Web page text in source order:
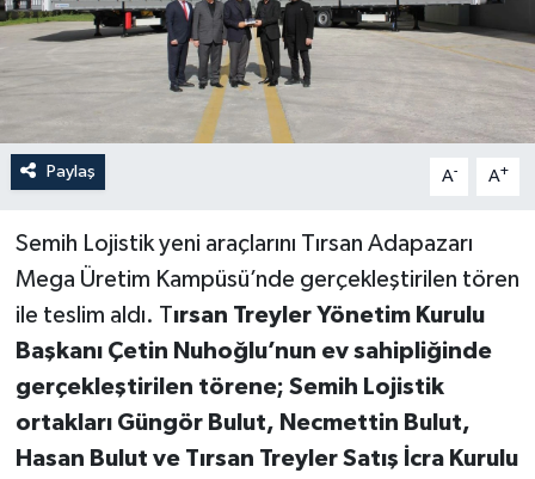
Paylaş A- A+
Semih Lojistik yeni araçlarını Tırsan Adapazarı
Mega Üretim Kampüsü’nde gerçekleştirilen tören
ile teslim aldı. Tırsan Treyler Yönetim Kurulu
Başkanı Çetin Nuhoğlu’nun ev sahipliğinde
gerçekleştirilen törene; Semih Lojistik
ortakları Güngör Bulut, Necmettin Bulut,
Hasan Bulut ve Tırsan Treyler Satış İcra Kurulu